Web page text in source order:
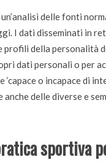
delle fonti
I dati disseminati in
della personalità
dati personali o per
o incapace di
delle diverse e
sportiva